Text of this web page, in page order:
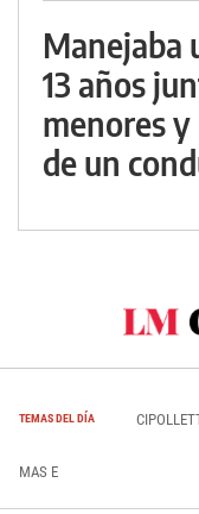
Manejaba
13 años
menores
de un
TEMAS DEL DÍA
MAS E